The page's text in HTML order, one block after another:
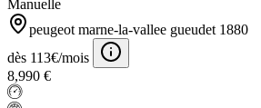
Manuelle
peugeot marne-la-vallee gueudet 1880
dès 113€/mois
8,990 €